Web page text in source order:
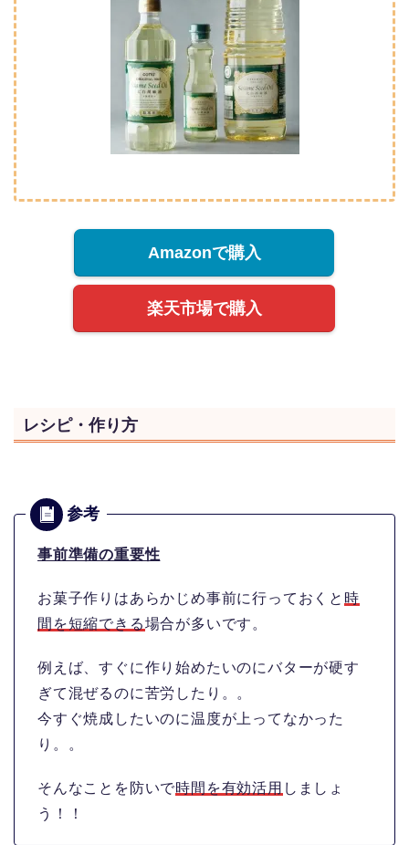
Amazonで購入
楽天市場で購入
レシピ・作り方
事前準備の重要性
お菓子作りはあらかじめ事前に行っておくと 時
間を短縮できる場合が多いです。
例えば、すぐに作り始めたいのにバターが硬す
ぎて混ぜるのに苦労したり。。
今すぐ焼成したいのに温度が上ってなかった
り。。
そんなことを防いで時間を有効活用 しましょ
う！！